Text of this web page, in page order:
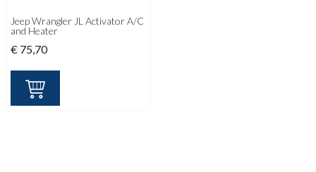
Jeep Wrangler JL Activator A/C
and Heater
€ 75,70